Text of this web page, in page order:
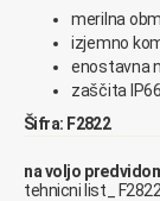
merilna
izjemno
enostavna
zaščita IP66
Šifra: F2822
na voljo
tehnicni list_ F2822